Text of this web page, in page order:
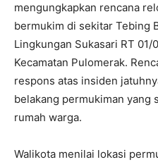
mengungkapkan rencana
bermukim di sekitar Tebing
Lingkungan Sukasari RT 01/
Kecamatan Pulomerak.
respons atas insiden
belakang permukiman yang
rumah warga.
Walikota menilai lokasi